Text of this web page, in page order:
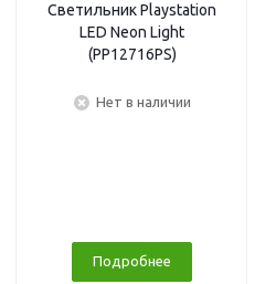
Светильник Playstation
LED Neon Light
(PP12716PS)
Нет в наличии
Подробнее